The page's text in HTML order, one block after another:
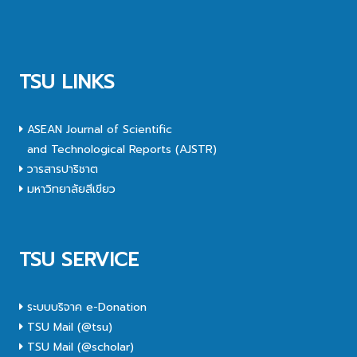
TSU LINKS
ASEAN Journal of Scientific
and Technological Reports (AJSTR)
วารสารปาริชาต
มหาวิทยาลัยสีเขียว
TSU SERVICE
ระบบบริจาค e-Donation
TSU Mail (@tsu)
TSU Mail (@scholar)